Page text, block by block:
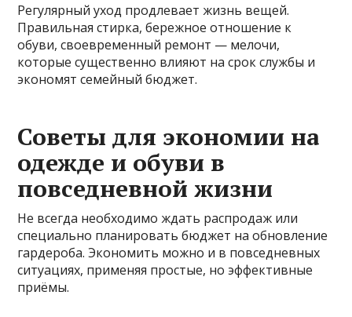
Регулярный уход продлевает жизнь вещей.
Правильная стирка, бережное отношение к
обуви, своевременный ремонт — мелочи,
которые существенно влияют на срок службы и
экономят семейный бюджет.
Советы для экономии на
одежде и обуви в
повседневной жизни
Не всегда необходимо ждать распродаж или
специально планировать бюджет на обновление
гардероба. Экономить можно и в повседневных
ситуациях, применяя простые, но эффективные
приёмы.